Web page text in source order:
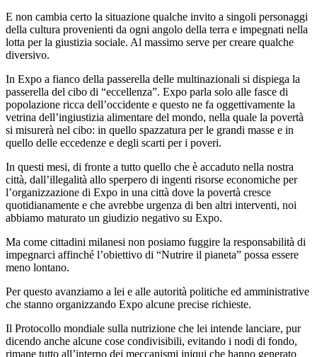
E non cambia certo la situazione qualche invito a singoli personaggi
della cultura provenienti da ogni angolo della terra e impegnati nella
lotta per la giustizia sociale. Al massimo serve per creare qualche
diversivo.
In Expo a fianco della passerella delle multinazionali si dispiega la
passerella del cibo di “eccellenza”. Expo parla solo alle fasce di
popolazione ricca dell’occidente e questo ne fa oggettivamente la
vetrina dell’ingiustizia alimentare del mondo, nella quale la povertà
si misurerà nel cibo: in quello spazzatura per le grandi masse e in
quello delle eccedenze e degli scarti per i poveri.
In questi mesi, di fronte a tutto quello che è accaduto nella nostra
città, dall’illegalità allo sperpero di ingenti risorse economiche per
l’organizzazione di Expo in una città dove la povertà cresce
quotidianamente e che avrebbe urgenza di ben altri interventi, noi
abbiamo maturato un giudizio negativo su Expo.
Ma come cittadini milanesi non posiamo fuggire la responsabilità di
impegnarci affinché l’obiettivo di “Nutrire il pianeta” possa essere
meno lontano.
Per questo avanziamo a lei e alle autorità politiche ed amministrative
che stanno organizzando Expo alcune precise richieste.
Il Protocollo mondiale sulla nutrizione che lei intende lanciare, pur
dicendo anche alcune cose condivisibili, evitando i nodi di fondo,
rimane tutto all’interno dei meccanismi iniqui che hanno generato